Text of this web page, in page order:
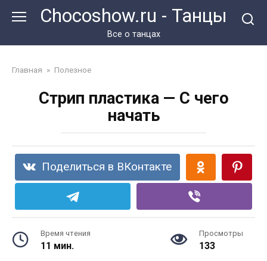
Chocoshow.ru - Танцы
Все о танцах
Главная » Полезное
Стрип пластика — С чего
начать
Поделиться в ВКонтакте
Время чтения
11 мин.
Просмотры
133